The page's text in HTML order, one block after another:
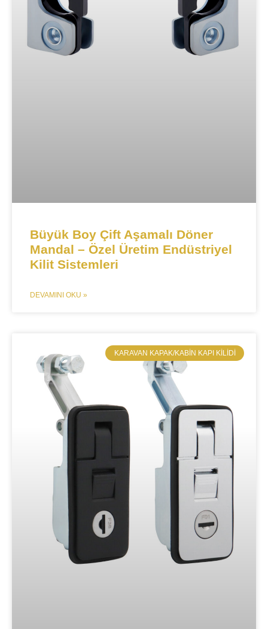
Büyük Boy Çift Aşamalı Döner
Mandal – Özel Üretim Endüstriyel
Kilit Sistemleri​​
DEVAMINI OKU »
​KARAVAN KAPAK/KABIN KAPI KILIDI